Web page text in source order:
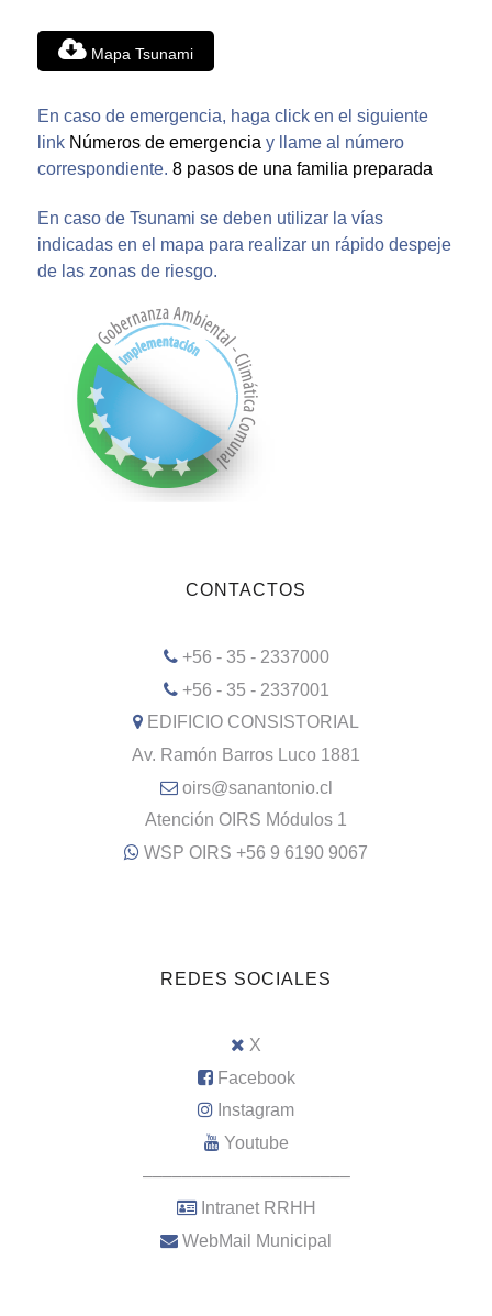
Mapa Tsunami
En caso de emergencia, haga click en el siguiente
link Números de emergencia y llame al número
correspondiente. 8 pasos de una familia preparada
En caso de Tsunami se deben utilizar la vías
indicadas en el mapa para realizar un rápido despeje
de las zonas de riesgo.
CONTACTOS
+56 - 35 - 2337000
+56 - 35 - 2337001
EDIFICIO CONSISTORIAL
Av. Ramón Barros Luco 1881
oirs@sanantonio.cl
Atención OIRS Módulos 1
WSP OIRS +56 9 6190 9067
REDES SOCIALES
X
Facebook
Instagram
Youtube
–––––––––––––––––––––
Intranet RRHH
WebMail Municipal